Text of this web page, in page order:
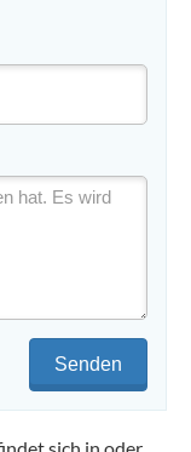
Senden
sich in oder